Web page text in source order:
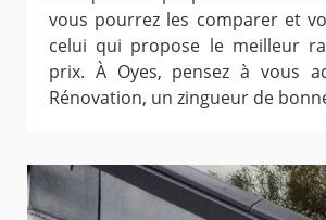
vous pourrez les comparer et
celui qui propose le meilleur
prix. À Oyes, pensez à vous
Rénovation, un zingueur de